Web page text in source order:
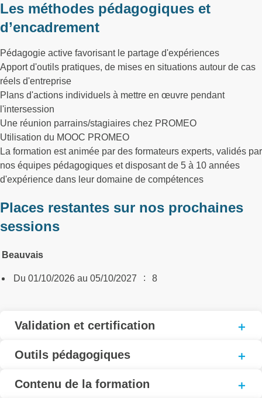
Les méthodes pédagogiques et
d’encadrement
Pédagogie active favorisant le partage d'expériences
Apport d'outils pratiques, de mises en situations autour de cas
réels d'entreprise
Plans d'actions individuels à mettre en œuvre pendant
l'intersession
Une réunion parrains/stagiaires chez PROMEO
Utilisation du MOOC PROMEO
La formation est animée par des formateurs experts, validés par
nos équipes pédagogiques et disposant de 5 à 10 années
d'expérience dans leur domaine de compétences
Places restantes sur nos prochaines
sessions
Beauvais
Du 01/10/2026 au 05/10/2027 : 8
Validation et certification
Outils pédagogiques
Contenu de la formation